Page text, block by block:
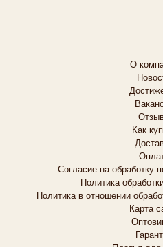
О
Как
Согласие на обработку
Политика
Политика в отношении
Карта